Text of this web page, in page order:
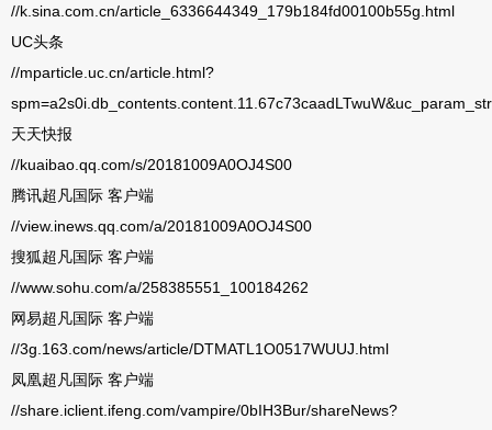
//k.sina.com.cn/article_6336644349_179b184fd00100b55g.html
UC头条
//mparticle.uc.cn/article.html?
天天快报
//kuaibao.qq.com/s/20181009A0OJ4S00
腾讯超凡国际 客户端
//view.inews.qq.com/a/20181009A0OJ4S00
搜狐超凡国际 客户端
//www.sohu.com/a/258385551_100184262
网易超凡国际 客户端
//3g.163.com/news/article/DTMATL1O0517WUUJ.html
凤凰超凡国际 客户端
//share.iclient.ifeng.com/vampire/0bIH3Bur/shareNews?